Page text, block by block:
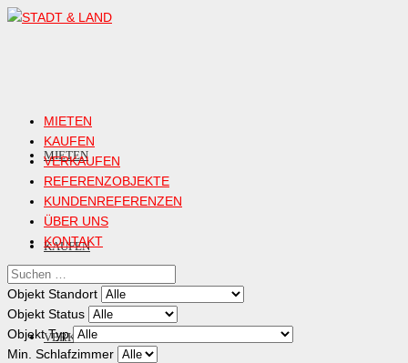
MIETEN
KAUFEN
VERKAUFEN
MIETEN
KAUFEN
VERKAUFEN
REFERENZOBJEKTE
KUNDENREFERENZEN
ÜBER UNS
KONTAKT
Objekt Standort
Objekt Status
Objekt Typ
Min. Schlafzimmer